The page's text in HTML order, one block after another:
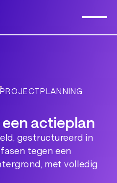
PROJECTPLANNING
actieplan
gestructureerd in
tegen een
met volledig